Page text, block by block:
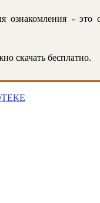
- это
скачать бесплатно.